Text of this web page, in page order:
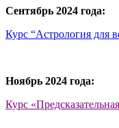
Сентябрь 2024 года:
Курс “Астрология для
Ноябрь 2024 года:
Курс